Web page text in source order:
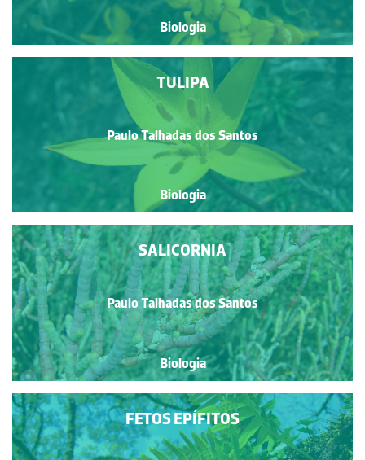
Biologia
TULIPA
Paulo Talhadas dos Santos
Biologia
SALICORNIA
Paulo Talhadas dos Santos
Biologia
FETOS EPÍFITOS